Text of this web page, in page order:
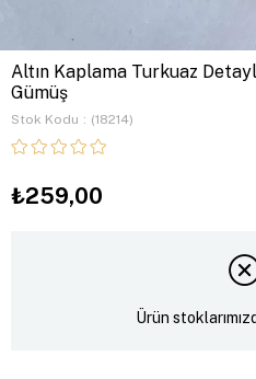
Altın Kaplama Turkuaz
Gümüş
Stok Kodu (18214)
₺259,00
Ürün